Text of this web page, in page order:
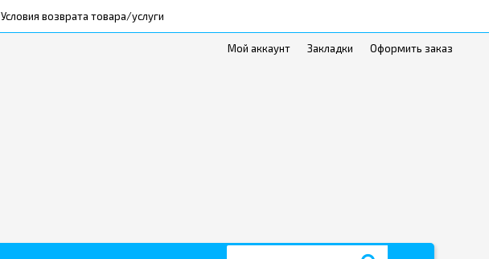
Условия возврата товара/услуги
Мой аккаунт Закладки Оформить заказ